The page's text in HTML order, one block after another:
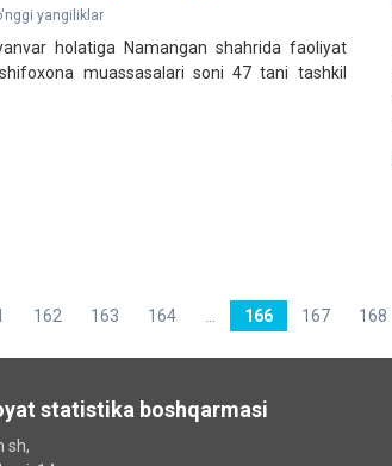
yangiliklar
holatiga Namangan shahrida faoliyat
muassasalari soni 47 tani tashkil
162 163 164 ... 166 167 168
statistika boshqarmasi
sh,